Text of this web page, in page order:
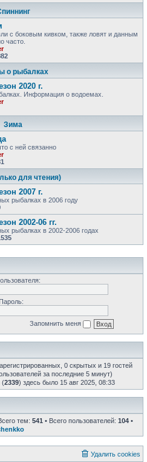
с боковым кивком, также ловят и данным
часто.
о рыбалках
2020 г.
Информация о водоемах.
Зима
с ней связанно
для чтения)
2007 г.
рыбалках в 2006 году
2002-06 гг.
рыбалках в 2002-2006 годах
Пароль:
Запомнить меня
0 скрытых и 19 гостей
за последние 5 минут)
(2339) здесь было 15 авг 2025, 08:33
тем: 541 • Всего пользователей: 104 •
Удалить cookies